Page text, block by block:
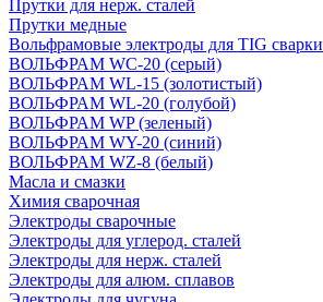
Прутки для нерж. сталей
Прутки медные
Вольфрамовые электроды для TIG сварки
ВОЛЬФРАМ WC-20 (серый)
ВОЛЬФРАМ WL-15 (золотистый)
ВОЛЬФРАМ WL-20 (голубой)
ВОЛЬФРАМ WP (зеленый)
ВОЛЬФРАМ WY-20 (синий)
ВОЛЬФРАМ WZ-8 (белый)
Масла и смазки
Химия сварочная
Электроды сварочные
Электроды для углерод. сталей
Электроды для нерж. сталей
Электроды для алюм. сплавов